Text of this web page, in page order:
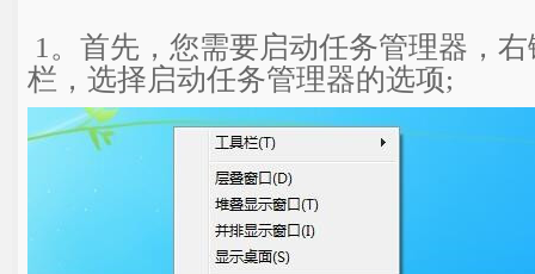
1。首先，您需要启动任务管理器，
栏，选择启动任务管理器的选项;